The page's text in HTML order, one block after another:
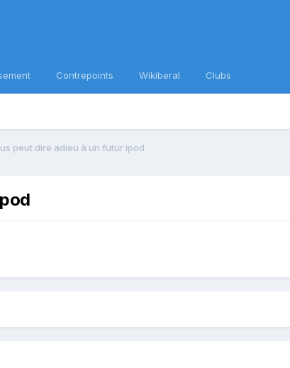
Contrepoints Wikiberal Clubs
peut dire adieu à un futur ipod